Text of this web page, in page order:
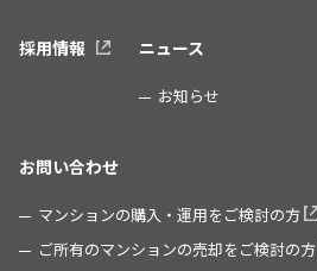
採用情報 ニュース
お知らせ
お問い合わせ
マンションの購入・運用をご検討の方
ご所有のマンションの売却をご検討の方